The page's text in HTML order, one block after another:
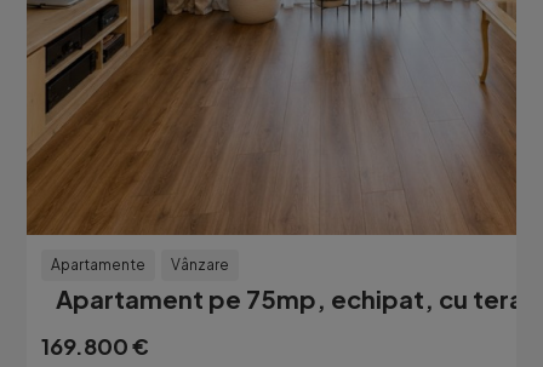
Apartamente Vânzare
Apartament pe 75mp, echipat, cu
169.800 €